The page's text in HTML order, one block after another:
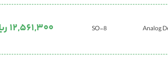
Analog
SO-8 12,561,300 ریال